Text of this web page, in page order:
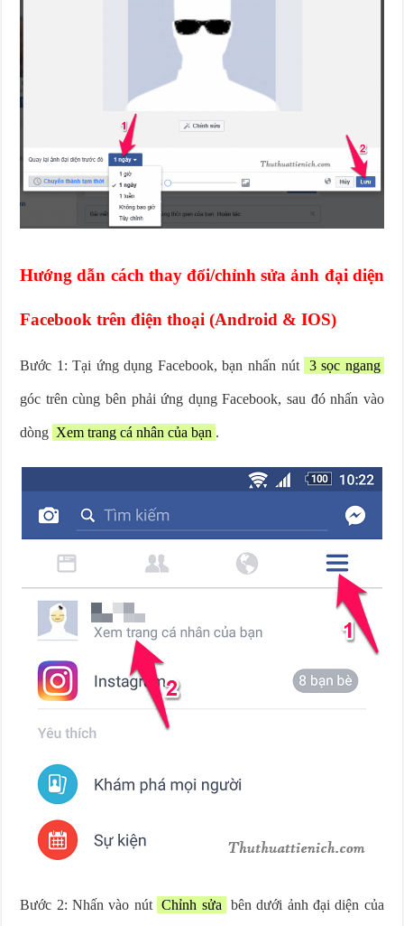
Hướng dẫn cách thay đổi/chỉnh sửa ảnh đại diện
Facebook trên điện thoại (Android & IOS)
Bước 1: Tại ứng dụng Facebook, bạn nhấn nút 3 sọc ngang
góc trên cùng bên phải ứng dụng Facebook, sau đó nhấn vào
dòng Xem trang cá nhân của bạn .
Bước 2: Nhấn vào nút Chỉnh sửa bên dưới ảnh đại diện của